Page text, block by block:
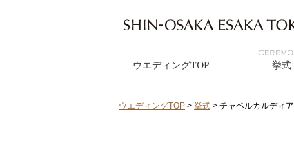
ウエディングTOP 挙式
ウエディングTOP > 挙式 > チャペルカルディア